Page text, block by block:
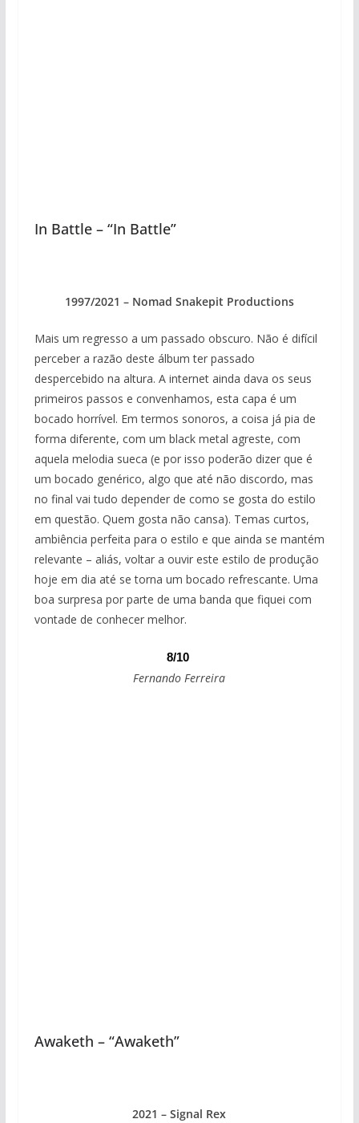
In Battle – “In Battle”
1997/2021 – Nomad Snakepit Productions
Mais um regresso a um passado obscuro. Não é difícil
perceber a razão deste álbum ter passado
despercebido na altura. A internet ainda dava os seus
primeiros passos e convenhamos, esta capa é um
bocado horrível. Em termos sonoros, a coisa já pia de
forma diferente, com um black metal agreste, com
aquela melodia sueca (e por isso poderão dizer que é
um bocado genérico, algo que até não discordo, mas
no final vai tudo depender de como se gosta do estilo
em questão. Quem gosta não cansa). Temas curtos,
ambiência perfeita para o estilo e que ainda se mantém
relevante – aliás, voltar a ouvir este estilo de produção
hoje em dia até se torna um bocado refrescante. Uma
boa surpresa por parte de uma banda que fiquei com
vontade de conhecer melhor.
8/10
Fernando Ferreira
Awaketh – “Awaketh”
2021 – Signal Rex